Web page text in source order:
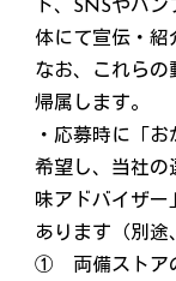
ト、SNSやパ
体にて宣伝・紹
なお、これらの
帰属します。
・応募時に「
希望し、当社の
味アドバイザー
あります（別途
① 両備ストア